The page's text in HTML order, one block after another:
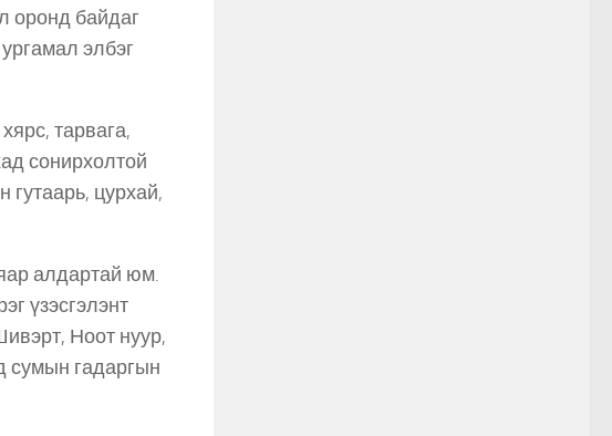
оронд байдаг
элбэг
тарвага,
сонирхолтой
гутаарь, цурхай,
алдартай юм.
үзэсгэлэнт
Ноот нуур,
сумын гадаргын